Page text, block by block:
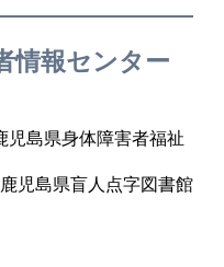
情報センター
島県身体障害者福祉
児島県盲人点字図書館